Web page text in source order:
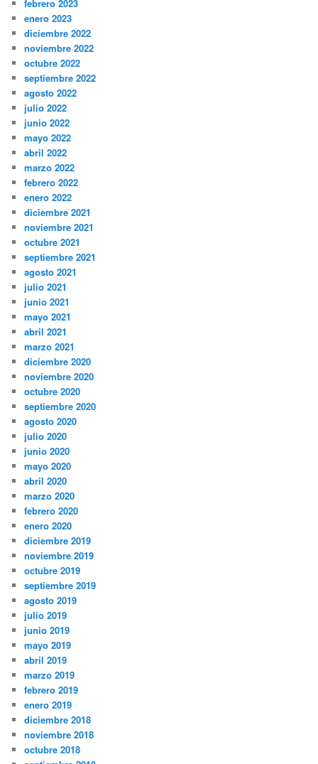
febrero 2023
enero 2023
diciembre 2022
noviembre 2022
octubre 2022
septiembre 2022
agosto 2022
julio 2022
junio 2022
mayo 2022
abril 2022
marzo 2022
febrero 2022
enero 2022
diciembre 2021
noviembre 2021
octubre 2021
septiembre 2021
agosto 2021
julio 2021
junio 2021
mayo 2021
abril 2021
marzo 2021
diciembre 2020
noviembre 2020
octubre 2020
septiembre 2020
agosto 2020
julio 2020
junio 2020
mayo 2020
abril 2020
marzo 2020
febrero 2020
enero 2020
diciembre 2019
noviembre 2019
octubre 2019
septiembre 2019
agosto 2019
julio 2019
junio 2019
mayo 2019
abril 2019
marzo 2019
febrero 2019
enero 2019
diciembre 2018
noviembre 2018
octubre 2018